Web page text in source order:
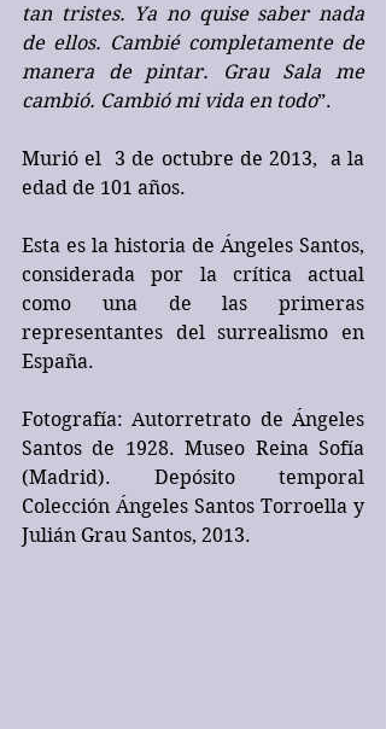
tan tristes. Ya no quise saber nada
de ellos. Cambié completamente de
manera de pintar. Grau Sala me
cambió. Cambió mi vida en todo”.
Murió el  3 de octubre de 2013,  a la
edad de 101 años.
Esta es la historia de Ángeles Santos,
considerada por la crítica actual
como una de las primeras
representantes del surrealismo en
España.
Fotografía: Autorretrato de Ángeles
Santos de 1928. Museo Reina Sofía
(Madrid). Depósito temporal
Colección Ángeles Santos Torroella y
Julián Grau Santos, 2013.